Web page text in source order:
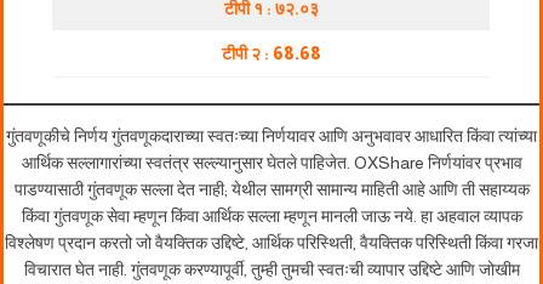
टीपी १ : ७२.०३
टीपी २ : 68.68
गुंतवणूकीचे निर्णय गुंतवणूकदाराच्या स्वतःच्या निर्णयावर आणि अनुभवावर आधारित किंवा त्यांच्या
आर्थिक सल्लागारांच्या स्वतंत्र सल्ल्यानुसार घेतले पाहिजेत. OXShare निर्णयांवर प्रभाव
पाडण्यासाठी गुंतवणूक सल्ला देत नाही; येथील सामग्री सामान्य माहिती आहे आणि ती सहाय्यक
किंवा गुंतवणूक सेवा म्हणून किंवा आर्थिक सल्ला म्हणून मानली जाऊ नये. हा अहवाल व्यापक
विश्लेषण प्रदान करतो जो वैयक्तिक उद्दिष्टे, आर्थिक परिस्थिती, वैयक्तिक परिस्थिती किंवा गरजा
विचारात घेत नाही. गुंतवणूक करण्यापूर्वी, तुम्ही तुमची स्वतःची व्यापार उद्दिष्टे आणि जोखीम